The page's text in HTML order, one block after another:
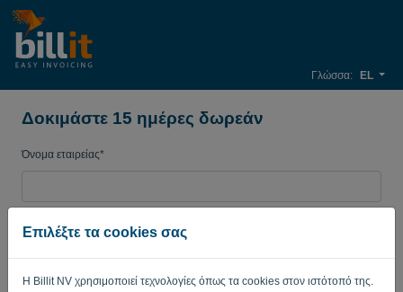
Επιλέξτε τα cookies σας
Η Billit NV χρησιμοποιεί τεχνολογίες όπως τα cookies στον ιστότοπό της.
Γλώσσα: EL
Δοκιμάστε 15 ημέρες δωρεάν
Όνομα εταιρείας*
Κωδικός πρόσβασης